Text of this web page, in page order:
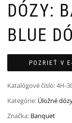
DÓZY:
BLUE
POZRIEŤ V
Katalógové číslo:4H-
Kategórie: Úložné
Značka: Banquet